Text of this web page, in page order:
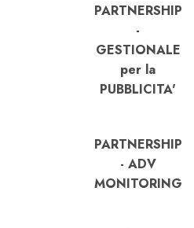
PARTNERSHIP
-
GESTIONALE
per la
PUBBLICITA'
PARTNERSHIP
- ADV
MONITORING